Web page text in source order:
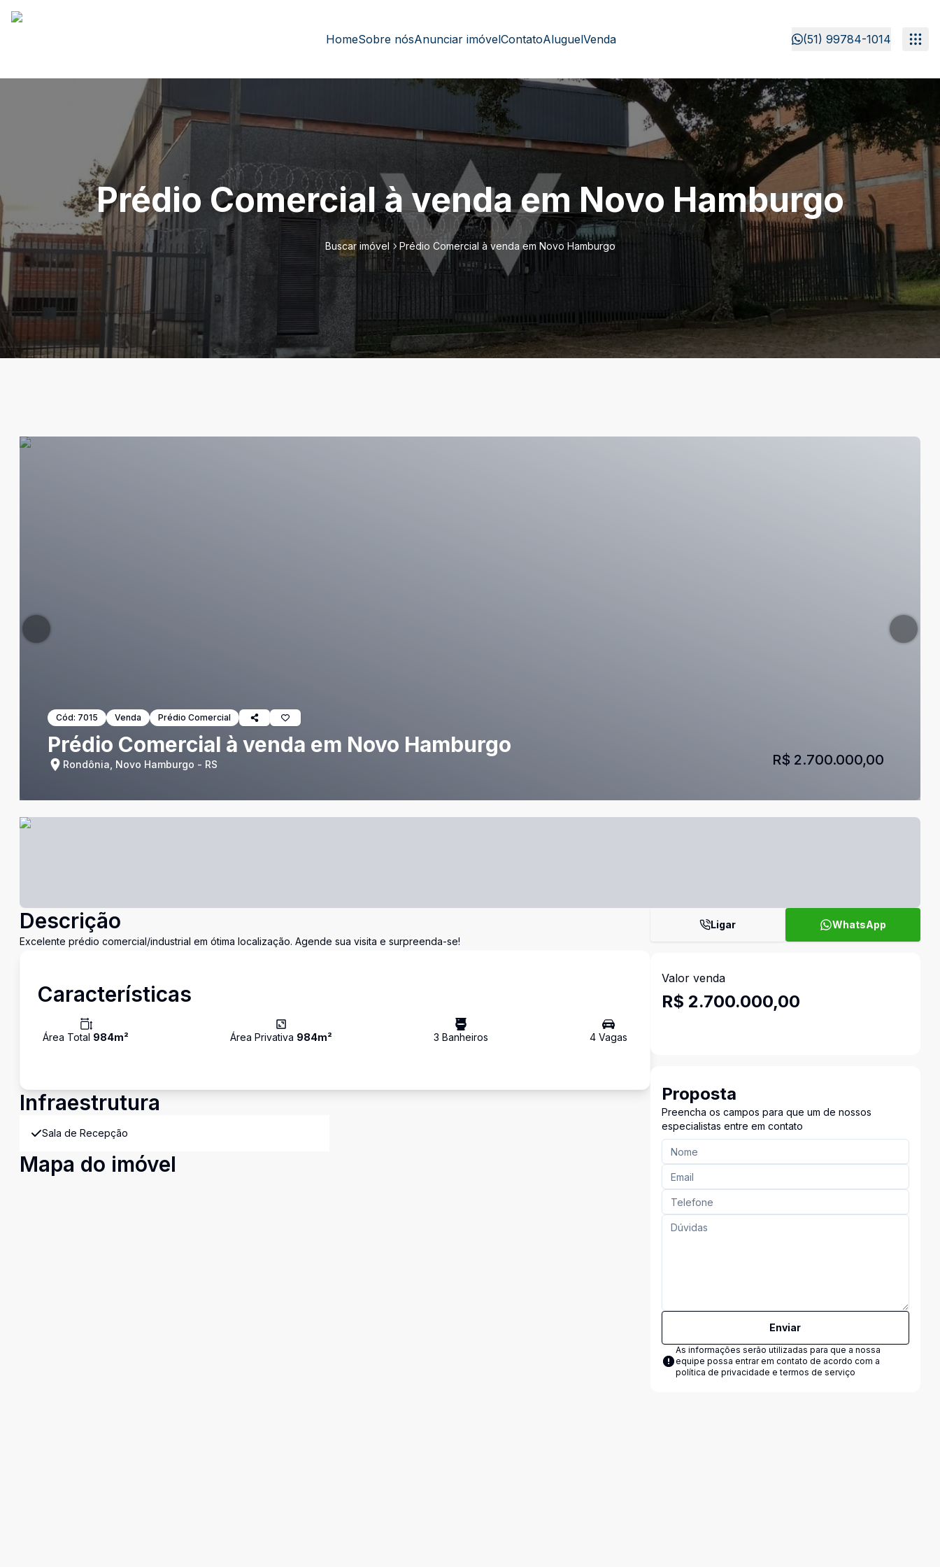
HomeSobre nósAnunciar imóvelContatoAluguelVenda (51) 99784-1014
Prédio Comercial à venda em Novo Hamburgo
Buscar imóvel Prédio Comercial à venda em Novo Hamburgo
Cód: 7015 Venda Prédio Comercial
Prédio Comercial à venda em Novo Hamburgo
Rondônia, Novo Hamburgo - RS R$ 2.700.000,00
Descrição
Excelente prédio comercial/industrial em ótima localização. Agende sua visita e surpreenda-se!
Características
Área Total 984m² Área Privativa 984m² 3 Banheiros 4Vagas
Infraestrutura
Sala de Recepção
Mapa do imóvel
Ligar WhatsApp
Valor venda
R$ 2.700.000,00
Proposta
Preencha os campos para que um de nossos
especialistas entre em contato
Enviar
As informações serão utilizadas para que a nossa
equipe possa entrar em contato de acordo com a
política de privacidade e termos de serviço